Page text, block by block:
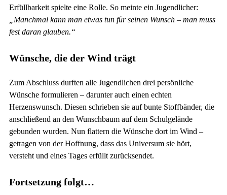
Erfüllbarkeit spielte eine Rolle. So meinte ein Jugendlicher:
„Manchmal kann man etwas tun für seinen Wunsch – man muss
fest daran glauben.“
Wünsche, die der Wind trägt
Zum Abschluss durften alle Jugendlichen drei persönliche
Wünsche formulieren – darunter auch einen echten
Herzenswunsch. Diesen schrieben sie auf bunte Stoffbänder, die
anschließend an den Wunschbaum auf dem Schulgelände
gebunden wurden. Nun flattern die Wünsche dort im Wind –
getragen von der Hoffnung, dass das Universum sie hört,
versteht und eines Tages erfüllt zurücksendet.
Fortsetzung folgt…